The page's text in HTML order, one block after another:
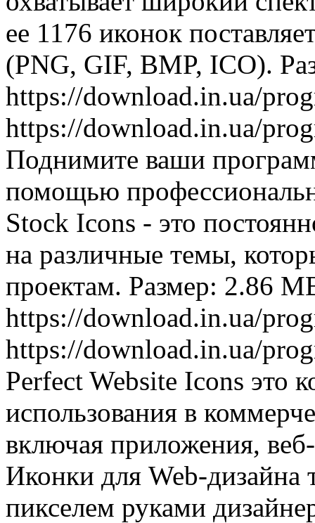
ее 1176 иконок
(PNG, GIF, BMP, ICO).
https://download.in.ua/
https://download.in.ua/
Поднимите ваши
помощью
Stock Icons - это
на различные темы,
проектам. Размер: 2.86
https://download.in.ua/
https://download.in.ua/
Perfect Website Icons это
использования в
включая приложения,
Иконки для Web-дизайна
пикселем руками